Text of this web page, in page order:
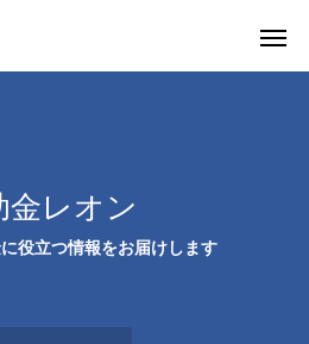
金レオン
役立つ情報をお届けします